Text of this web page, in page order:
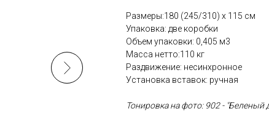
Размеры:180 (245/310) х 115 см
Упаковка: две коробки
Объем упаковки: 0,405 м3
Масса нетто:110 кг
Раздвижение: несинхронное
Установка вставок: ручная
Тонировка на фото: 902 - "Беленый